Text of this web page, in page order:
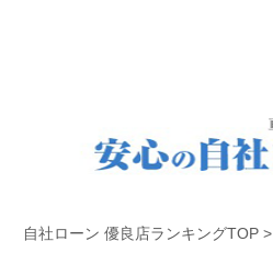
自社ローン 優良店ランキングTOP>